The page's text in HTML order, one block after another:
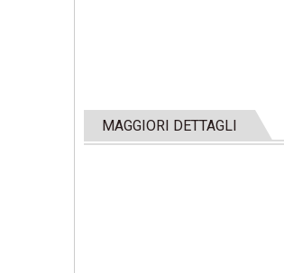
MAGGIORI DETTAGLI